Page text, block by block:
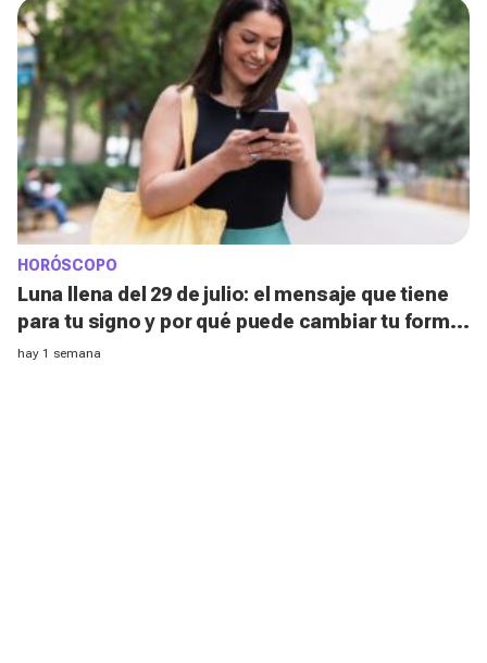
HORÓSCOPO
Luna llena del 29 de julio: el mensaje que tiene
para tu signo y por qué puede cambiar tu forma
de actuar
hay 1 semana